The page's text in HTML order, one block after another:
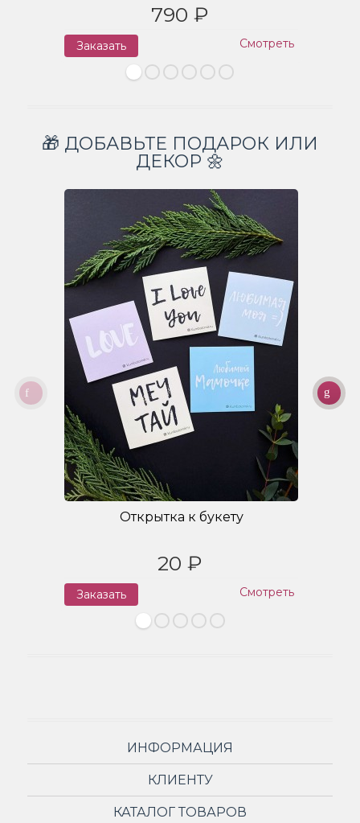
790 ₽
Заказать Смотреть
🎁 ДОБАВЬТЕ ПОДАРОК ИЛИ
ДЕКОР 🌼
Открытка к букету
20 ₽
Заказать Смотреть
ИНФОРМАЦИЯ
КЛИЕНТУ
КАТАЛОГ ТОВАРОВ